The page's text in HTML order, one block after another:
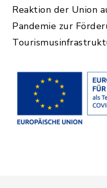
Reaktion der Union
Pandemie zur